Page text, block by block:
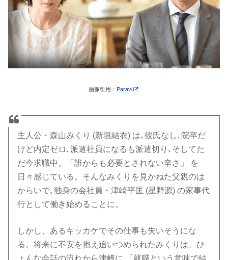
画像引用： Paravi
主人公・森山みくり (新垣結衣) は､彼氏なし､院卒だ
けど内定ゼロ､派遣社員になるも派遣切り､そしてた
だ今求職中。「誰からも必要とされない辛さ」 を
日々感じている。そんなみくりを見かねた父親のは
からいで､独身の会社員・津崎平匡 (星野源) の家事代
行として働き始めることに。
しかし、あるキッカケでその仕事も失いそうにな
る。将来に不安を抱え追いつめられたみくりは、ひ
ょんな会話の流れから津崎に 「就職という意味で結